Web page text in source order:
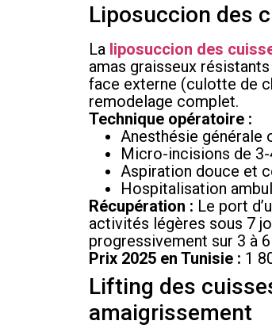
Liposuccion des
La liposuccion des
amas graisseux
face externe (culotte de
remodelage complet.
Technique opératoire :
Anesthésie générale
Micro-incisions de
Aspiration douce et
Hospitalisation
Récupération : Le port
activités légères sous 7
progressivement sur 3 à
Prix 2025 en Tunisie : 1
Lifting des
amaigrissement